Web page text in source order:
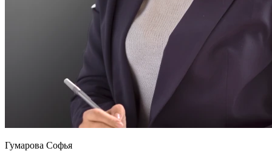
Гумарова Софья